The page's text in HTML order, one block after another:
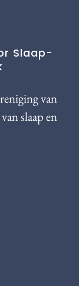
Slaap-
van
slaap en